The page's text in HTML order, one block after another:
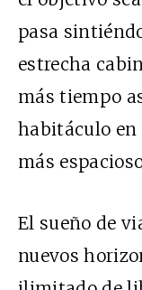
pasa
estrecha
más tiempo
habitáculo en
más
El sueño de
nuevos